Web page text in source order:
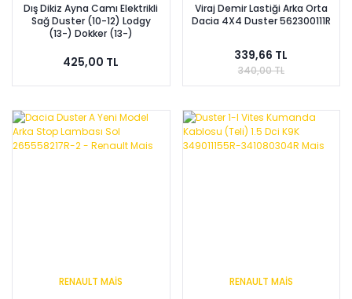
Dış Dikiz Ayna Camı Elektrikli
Sağ Duster (10-12) Lodgy
(13-) Dokker (13-)
425,00 TL
Viraj Demir Lastiği Arka Orta
Dacia 4X4 Duster 562300111R
339,66 TL
340,00 TL
RENAULT MAİS
RENAULT MAİS